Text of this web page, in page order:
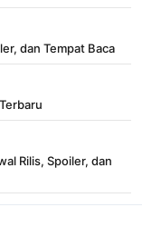
dan Tempat Baca
Rilis, Spoiler, dan